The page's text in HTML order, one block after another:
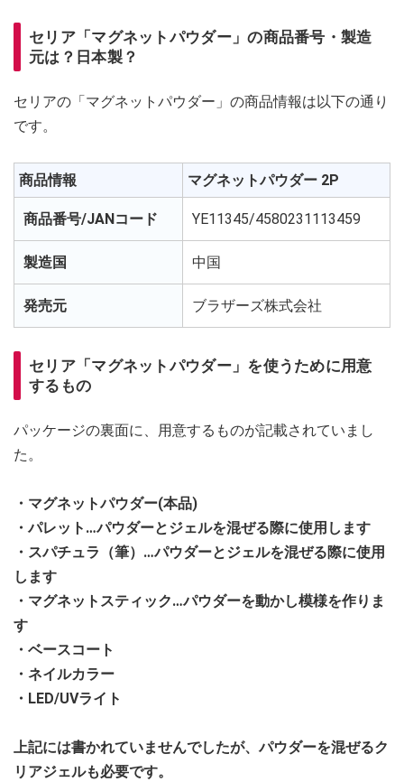
セリア「マグネットパウダー」の商品番号・製造
元は？日本製？
セリアの「マグネットパウダー」の商品情報は以下の通り
です。
商品情報 マグネットパウダー 2P
商品番号/JANコード YE11345/4580231113459
製造国 中国
発売元 ブラザーズ株式会社
セリア「マグネットパウダー」を使うために用意
するもの
パッケージの裏面に、用意するものが記載されていまし
た。
・マグネットパウダー(本品)
・パレット…パウダーとジェルを混ぜる際に使用します
・スパチュラ（筆）…パウダーとジェルを混ぜる際に使用
します
・マグネットスティック…パウダーを動かし模様を作りま
す
・ベースコート
・ネイルカラー
・LED/UVライト
上記には書かれていませんでしたが、パウダーを混ぜるク
リアジェルも必要です。